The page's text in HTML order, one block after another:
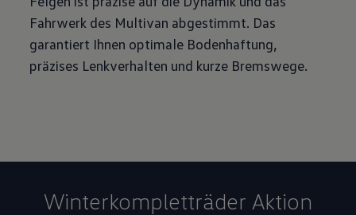
Fahrwerk des Multivan abgestimmt. Das
garantiert Ihnen optimale Bodenhaftung,
präzises Lenkverhalten und kurze Bremswege.
Winterkomplett­räder Aktion